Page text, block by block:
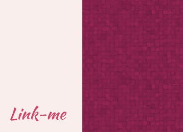
Link-me